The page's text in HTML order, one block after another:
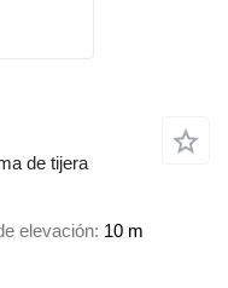
de tijera
elevación 10 m